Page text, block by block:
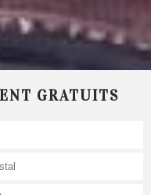
GRATUITS